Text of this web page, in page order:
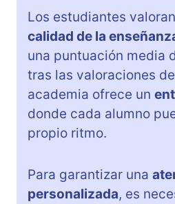
Los estudiantes
calidad de la
una puntuación media
tras las valoraciones de
academia ofrece un
donde cada alumno
propio ritmo.
Para garantizar una
personalizada, es